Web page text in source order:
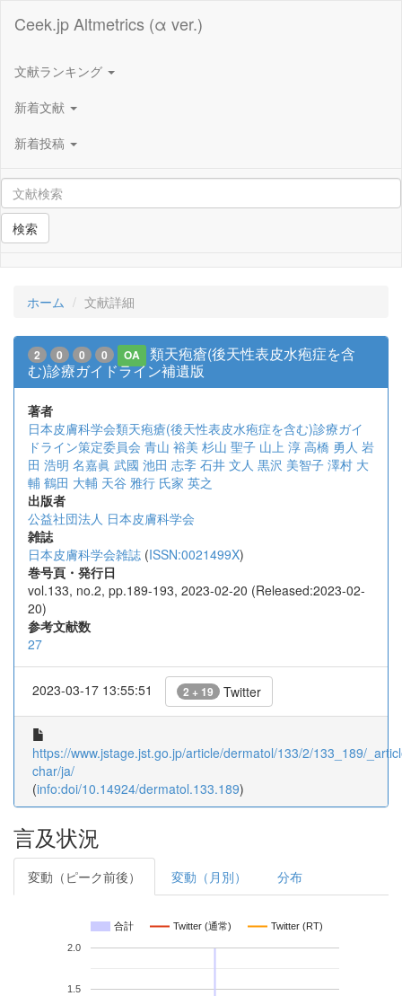
Ceek.jp Altmetrics (α ver.)
文献ランキング
新着文献
新着投稿
検索
ホーム 文献詳細
2 0 0 0 OA
類天疱瘡(後天性表皮水疱症を含
む)診療ガイドライン補遺版
著者
日本皮膚科学会類天疱瘡(後天性表皮水疱症を含む)診療ガイ
ドライン策定委員会 青山 裕美 杉山 聖子 山上 淳 高橋 勇人 岩
田 浩明 名嘉眞 武國 池田 志斈 石井 文人 黒沢 美智子 澤村 大
輔 鶴田 大輔 天谷 雅行 氏家 英之
出版者
公益社団法人 日本皮膚科学会
雑誌
日本皮膚科学会雑誌 (ISSN:0021499X)
巻号頁・発行日
vol.133, no.2, pp.189-193, 2023-02-20 (Released:2023-02-
20)
参考文献数
27
2023-03-17 13:55:51 2 + 19 Twitter
https://www.jstage.jst.go.jp/article/dermatol/133/2/133_189/
char/ja/
(info:doi/10.14924/dermatol.133.189)
言及状況
変動（ピーク前後） 変動（月別） 分布
合計 Twitter (通常) Twitter (RT)
1.5
2.0